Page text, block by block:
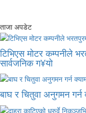
ताजा अपडेट
टिभिएस मोटर कम्पनीले
सार्वजनिक ग¥यो
बाघ र चितुवा अनुगमन गर्न